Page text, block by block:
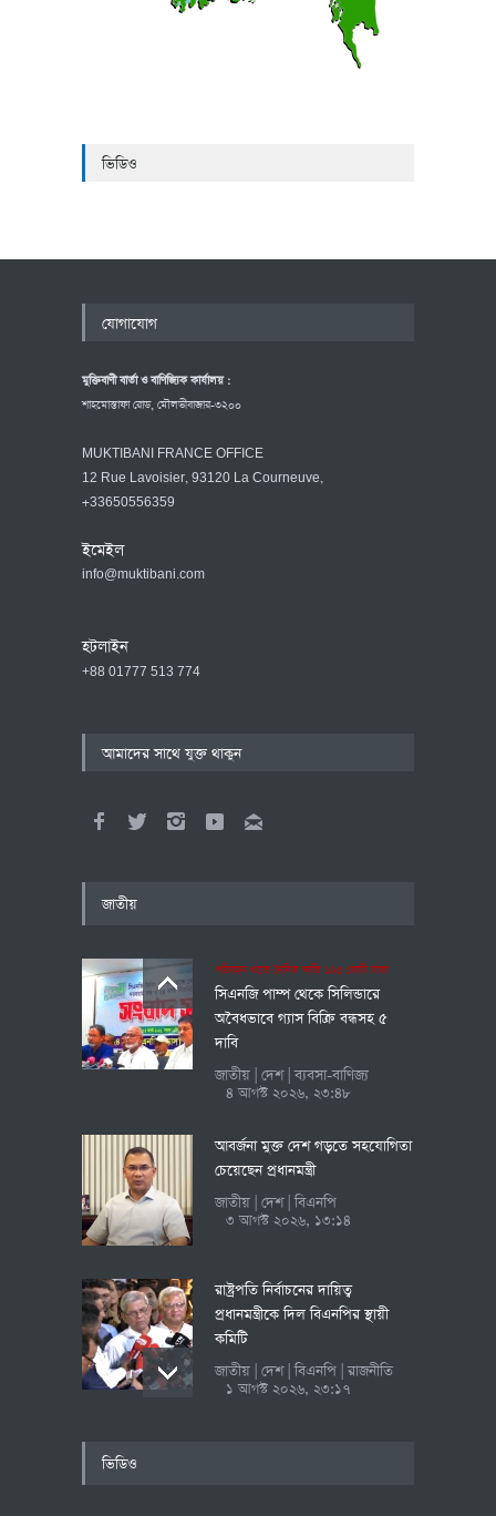
ভিডিও
যোগাযোগ
মুক্তিবাণী বার্তা ও বাণিজ্যিক কার্যালয় :
শাহমোস্তাফা রোড, মৌলভীবাজার-৩২০০
MUKTIBANI FRANCE OFFICE
12 Rue Lavoisier, 93120 La Courneuve,
+33650556359
ইমেইল
info@muktibani.com
হটলাইন
+88 01777 513 774
আমাদের সাথে যুক্ত থাকুন
জাতীয়
পরিবহন খাতে দৈনিক ক্ষতি ১২৫ কোটি টাকা
সিএনজি পাম্প থেকে সিলিন্ডারে
অবৈধভাবে গ্যাস বিক্রি বন্ধসহ ৫
দাবি
জাতীয় দেশ|ব্যবসা-বাণিজ্য
৪ আগস্ট ২০২৬, ২৩:৪৮
আবর্জনা মুক্ত দেশ গড়তে সহযোগিতা
চেয়েছেন প্রধানমন্ত্রী
জাতীয় দেশ|বিএনপি
৩ আগস্ট ২০২৬, ১৩:১৪
রাষ্ট্রপতি নির্বাচনের দায়িত্ব
প্রধানমন্ত্রীকে দিল বিএনপির স্থায়ী
কমিটি
জাতীয় দেশ|বিএনপি |রাজনীতি
১ আগস্ট ২০২৬, ২৩:১৭
ভিডিও